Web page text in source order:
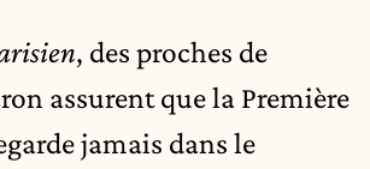
, des proches de
assurent que la Première
jamais dans le